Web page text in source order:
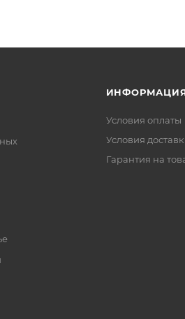
Условия оплаты
Условия
Гарантия на